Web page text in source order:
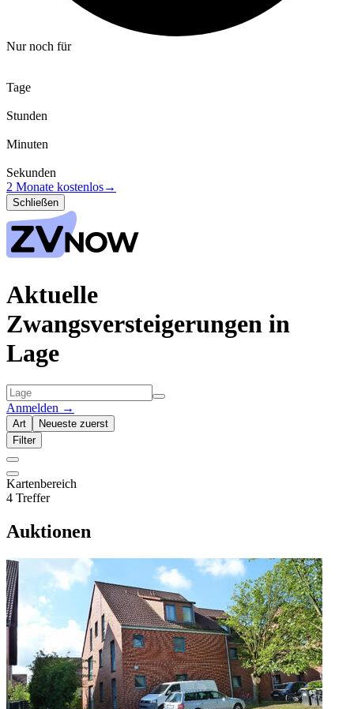
Nur noch für
Tage
Stunden
Minuten
Sekunden
2 Monate kostenlos→
Schließen
Aktuelle
Zwangsversteigerungen in
Lage
Anmelden →
Art
Neueste zuerst
Filter
Kartenbereich
4 Treffer
Auktionen